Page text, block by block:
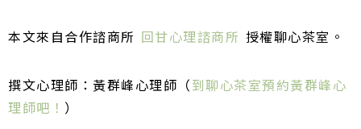
本文來自合作諮商所 回甘心理諮商所 授權聊心茶室。
撰文心理師：黃群峰心理師（到聊心茶室預約黃群峰心
理師吧！ ）